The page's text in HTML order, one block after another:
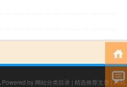
Powered by 网站分类目录 | 精选推荐文章 |网站